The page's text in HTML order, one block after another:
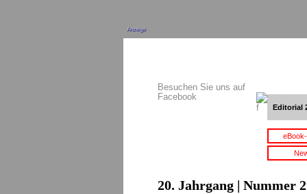
Anzeige
Besuchen Sie uns auf
Facebook
Editorial
20. Jahrgang | Nummer